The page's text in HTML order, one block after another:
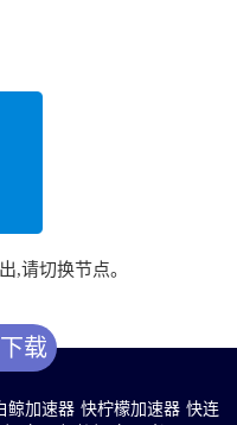
,请切换节点。
载
鲸加速器 快柠檬加速器 快连